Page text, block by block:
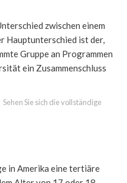
zwischen einem
Hauptunterschied ist der,
Gruppe an Programmen
ein Zusammenschluss
Sehen Sie sich die vollständige
in Amerika eine tertiäre